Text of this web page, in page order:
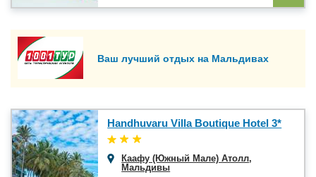
Ваш лучший отдых на Мальдивах
Handhuvaru Villa Boutique Hotel 3*
Каафу (Южный Мале) Атолл,
Мальдивы